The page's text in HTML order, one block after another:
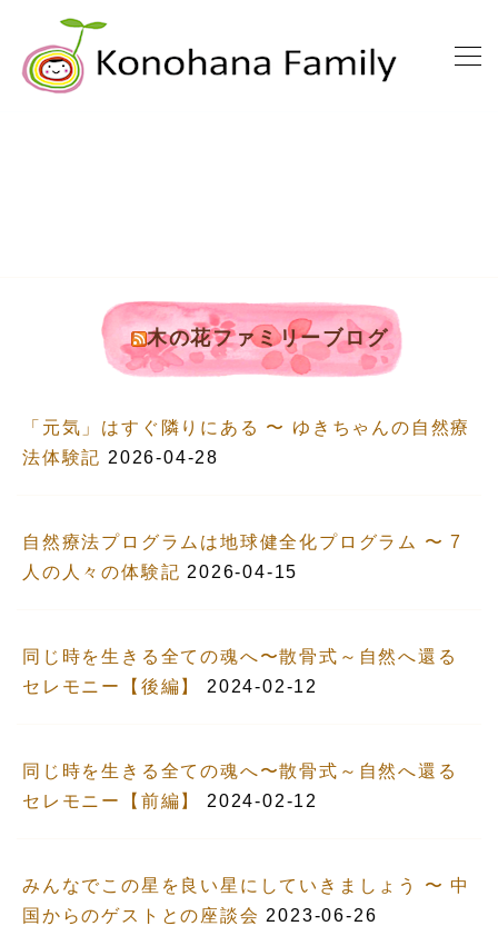
木の花ファミリーブログ
「元気」はすぐ隣りにある 〜 ゆきちゃんの自然療
法体験記 2026-04-28
自然療法プログラムは地球健全化プログラム 〜 7
人の人々の体験記 2026-04-15
同じ時を生きる全ての魂へ〜散骨式～自然へ還る
セレモニー【後編】
2024-02-12
同じ時を生きる全ての魂へ〜散骨式～自然へ還る
セレモニー【前編】
2024-02-12
みんなでこの星を良い星にしていきましょう 〜 中
国からのゲストとの座談会 2023-06-26